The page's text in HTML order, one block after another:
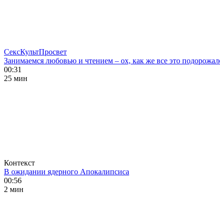
СексКультПросвет
Занимаемся любовью и чтением – ох, как же все это
00:31
25 мин
Контекст
В ожидании ядерного Апокалипсиса
00:56
2 мин